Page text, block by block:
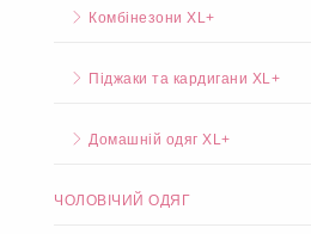
Комбінезони XL+
Піджаки та кардигани XL+
Домашній одяг XL+
ЧОЛОВІЧИЙ ОДЯГ